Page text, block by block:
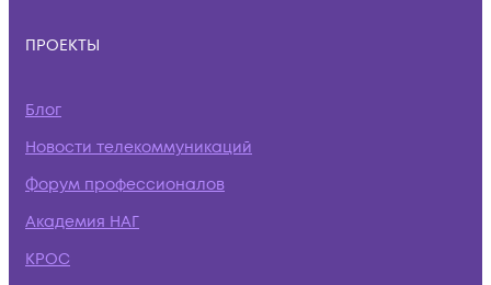
ПРОЕКТЫ
Блог
Новости телекоммуникаций
Форум профессионалов
Академия НАГ
КРОС